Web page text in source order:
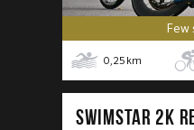
Few
0,25 km
SWIMSTAR 2K